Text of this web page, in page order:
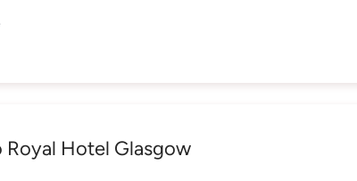
Royal Hotel Glasgow